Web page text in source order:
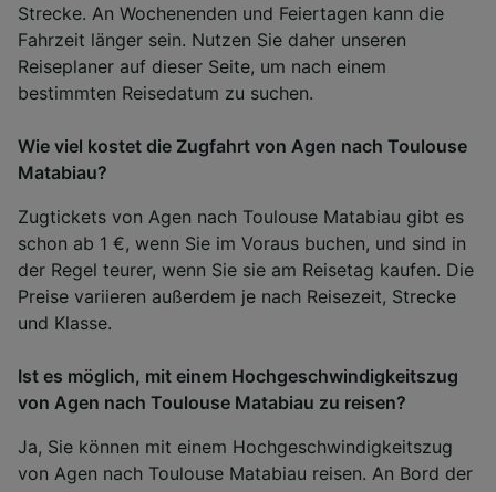
Strecke. An Wochenenden und Feiertagen kann die
Fahrzeit länger sein. Nutzen Sie daher unseren
Reiseplaner auf dieser Seite, um nach einem
bestimmten Reisedatum zu suchen.
Wie viel kostet die Zugfahrt von Agen nach Toulouse
Matabiau?
Zugtickets von Agen nach Toulouse Matabiau gibt es
schon ab 1 €, wenn Sie im Voraus buchen, und sind in
der Regel teurer, wenn Sie sie am Reisetag kaufen. Die
Preise variieren außerdem je nach Reisezeit, Strecke
und Klasse.
Ist es möglich, mit einem Hochgeschwindigkeitszug
von Agen nach Toulouse Matabiau zu reisen?
Ja, Sie können mit einem Hochgeschwindigkeitszug
von Agen nach Toulouse Matabiau reisen. An Bord der